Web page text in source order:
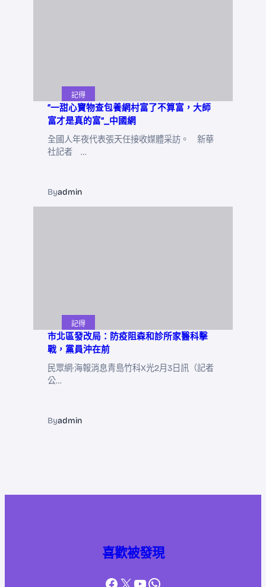
記得
“一甜心寶物查包養網村富了不算富，大師
富才是真的富”_中國網
全國人年夜代表張天任接收媒體采訪。 新華
社記者 …
Byadmin
記得
市北區發改局：防疫阻森和診所家醫科擊
戰，黨員沖在前
民眾網·海報消息青島竹科X光2月3日訊（記者
公…
Byadmin
喜歡被發現
Facebook
X YouTube
WhatsApp